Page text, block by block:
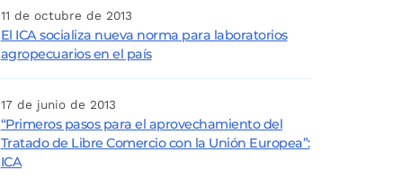
11 de octubre de 2013
El ICA socializa nueva norma para laboratorios
agropecuarios en el país
17 de junio de 2013
“Primeros pasos para el aprovechamiento del
Tratado de Libre Comercio con la Unión Europea”:
ICA